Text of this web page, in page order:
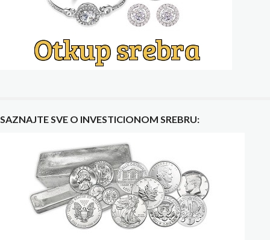
SAZNAJTE SVE O INVESTICIONOM SREBRU: